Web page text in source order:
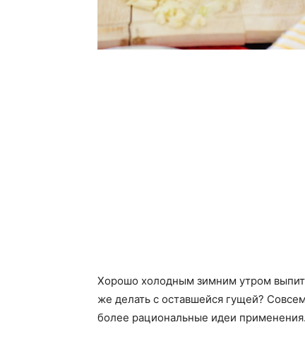
Хорошо холодным зимним утром
же делать с оставшейся гущей?
более рациональные идеи применения.